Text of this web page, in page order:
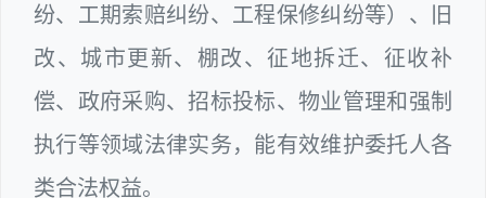
纷、工期索赔纠纷、工程保修纠纷等）、旧
改、城市更新、棚改、征地拆迁、征收补
偿、政府采购、招标投标、物业管理和强制
执行等领域法律实务，能有效维护委托人各
类合法权益。